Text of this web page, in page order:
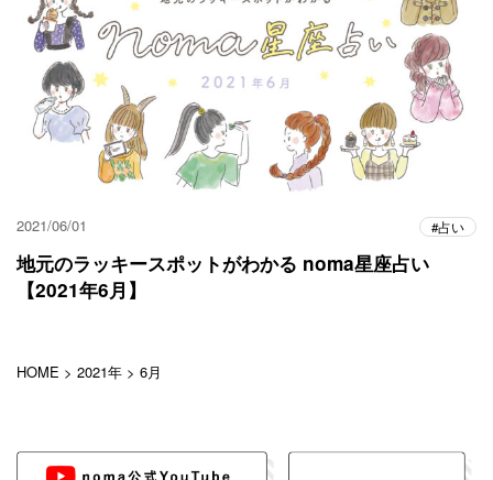
2021/06/01 占い
地元のラッキースポットがわかる noma星座占い
【2021年6月】
HOME > 2021年 > 6月